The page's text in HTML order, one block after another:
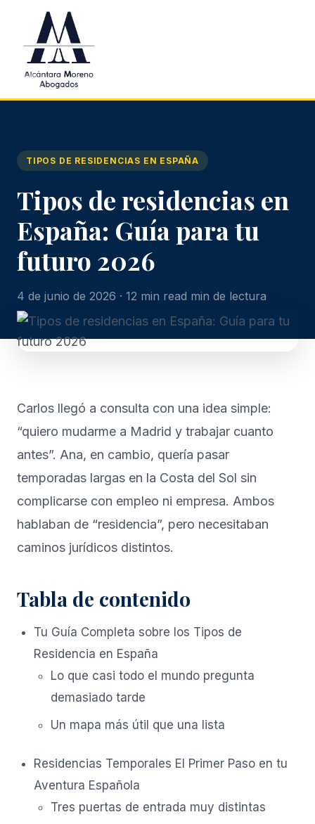
Saltar al contenido principal
TIPOS DE RESIDENCIAS EN ESPAÑA
Tipos de residencias en
España: Guía para tu
futuro 2026
4 de junio de 2026 · 12 min read min de lectura
Carlos llegó a consulta con una idea simple:
“quiero mudarme a Madrid y trabajar cuanto
antes”. Ana, en cambio, quería pasar
temporadas largas en la Costa del Sol sin
complicarse con empleo ni empresa. Ambos
hablaban de “residencia”, pero necesitaban
caminos jurídicos distintos.
Tabla de contenido
Tu Guía Completa sobre los Tipos de
Residencia en España
Lo que casi todo el mundo pregunta
demasiado tarde
Un mapa más útil que una lista
Residencias Temporales El Primer Paso en tu
Aventura Española
Tres puertas de entrada muy distintas